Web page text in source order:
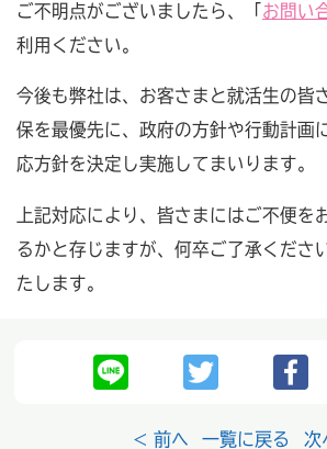
ご不明点がございましたら、「 お問い
利用ください。
今後も弊社は、お客さまと就活生の皆
保を最優先に、政府の方針や行動計画
応方針を決定し実施してまいります。
上記対応により、皆さまにはご不便を
るかと存じますが、何卒ご了承くださ
たします。
< 前へ 一覧に戻る 次